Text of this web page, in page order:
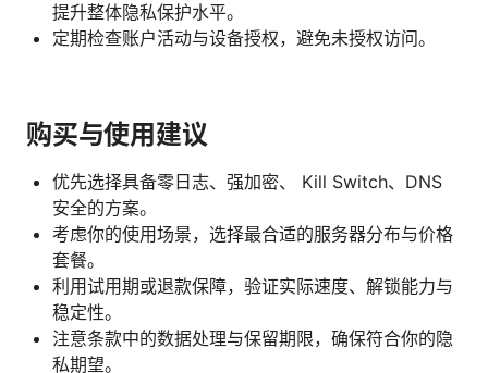
提升整体隐私保护水平。
定期检查账户活动与设备授权，避免未授权访问。
购买与使用建议
优先选择具备零日志、强加密、 Kill Switch、DNS
安全的方案。
考虑你的使用场景，选择最合适的服务器分布与价格
套餐。
利用试用期或退款保障，验证实际速度、解锁能力与
稳定性。
注意条款中的数据处理与保留期限，确保符合你的隐
私期望。